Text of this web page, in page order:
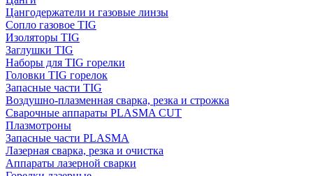
Цангодержатели и газовые линзы
Сопло газовое TIG
Изоляторы TIG
Заглушки TIG
Наборы для TIG горелки
Головки TIG горелок
Запасные части TIG
Воздушно-плазменная сварка, резка и строжка
Сварочные аппараты PLASMA CUT
Плазмотроны
Запасные части PLASMA
Лазерная сварка, резка и очистка
Аппараты лазерной сварки